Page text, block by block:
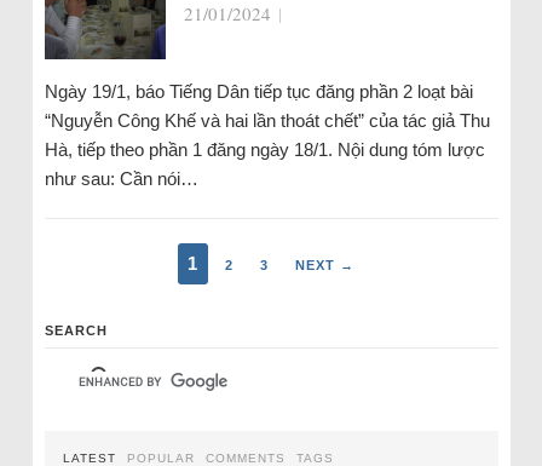
21/01/2024 |
Ngày 19/1, báo Tiếng Dân tiếp tục đăng phần 2 loạt bài
“Nguyễn Công Khế và hai lần thoát chết” của tác giả Thu
Hà, tiếp theo phần 1 đăng ngày 18/1. Nội dung tóm lược
như sau: Cần nói…
1 2 3 NEXT →
SEARCH
LATEST POPULAR COMMENTS TAGS